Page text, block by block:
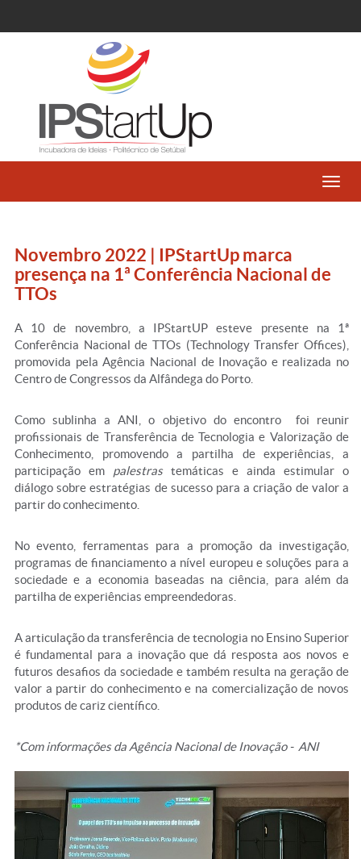
Novembro 2022 | IPStartUp marca
presença na 1ª Conferência Nacional de
TTOs
A 10 de novembro, a IPStartUP esteve presente na 1ª
Conferência Nacional de TTOs (Technology Transfer Offices),
promovida pela Agência Nacional de Inovação e realizada no
Centro de Congressos da Alfândega do Porto.
Como sublinha a ANI, o objetivo do encontro foi reunir
profissionais de Transferência de Tecnologia e Valorização de
Conhecimento, promovendo a partilha de experiências, a
participação em palestrastemáticas e ainda estimular o
diálogo sobre estratégias de sucesso para a criação de valor a
partir do conhecimento.
No evento, ferramentas para a promoção da investigação,
programas de financiamento a nível europeu e soluções para a
sociedade e a economia baseadas na ciência, para além da
partilha de experiências empreendedoras.
A articulação da transferência de tecnologia no Ensino Superior
é fundamental para a inovação que dá resposta aos novos e
futuros desafios da sociedade e também resulta na geração de
valor a partir do conhecimento e na comercialização de novos
produtos de cariz científico.
*Com informações da Agência Nacional de Inovação - ANI